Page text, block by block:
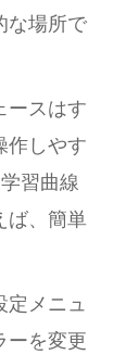
な場所で
ースはす
作しやす
習曲線
ば、簡単
定メニュ
ーを変更